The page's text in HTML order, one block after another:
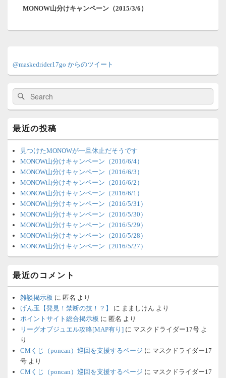
シ
の
MONOW山分けキャンペーン（2015/3/6）
ン
サ
バ
ィ
ジ
ェ
ッ
ア
@maskedrider17go からのツイート
検
索:
検
索
最近の投稿
見つけたMONOWが一旦休止だそうです
MONOW山分けキャンペーン（2016/6/4）
MONOW山分けキャンペーン（2016/6/3）
MONOW山分けキャンペーン（2016/6/2）
MONOW山分けキャンペーン（2016/6/1）
MONOW山分けキャンペーン（2016/5/31）
MONOW山分けキャンペーン（2016/5/30）
MONOW山分けキャンペーン（2016/5/29）
MONOW山分けキャンペーン（2016/5/28）
MONOW山分けキャンペーン（2016/5/27）
最近のコメント
雑談掲示板 に 匿名 より
げん玉【発見！禁断の技！？】
に まましけん より
ポイントサイト総合掲示板 に 匿名 より
リーグオブジュエル攻略[MAP有り] に マスクドライダー17号 よ
り
CMくじ（poncan）巡回を支援するページ に マスクドライダー17
号 より
CMくじ（poncan）巡回を支援するページ に マスクドライダー17